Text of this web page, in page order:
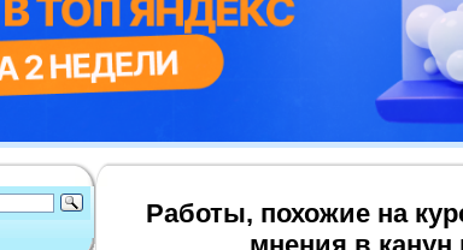
Работы, похожие на
мнения в